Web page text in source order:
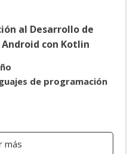
al Desarrollo de
con Kotlin
de programación
más